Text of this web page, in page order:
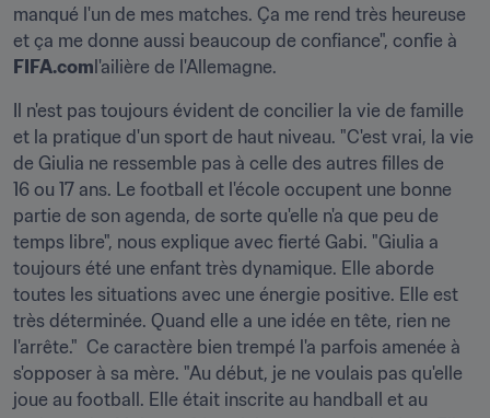
manqué l'un de mes matches. Ça me rend très heureuse
FIFA.com l'ailière de l'Allemagne.
Il n'est pas toujours évident de concilier la vie de famille
et la pratique d'un sport de haut niveau. "C'est vrai, la vie
de Giulia ne ressemble pas à celle des autres filles de
16 ou 17 ans. Le football et l'école occupent une bonne
partie de son agenda, de sorte qu'elle n'a que peu de
temps libre", nous explique avec fierté Gabi. "Giulia a
toujours été une enfant très dynamique. Elle aborde
toutes les situations avec une énergie positive. Elle est
très déterminée. Quand elle a une idée en tête, rien ne
l'arrête."  Ce caractère bien trempé l'a parfois amenée à
s'opposer à sa mère. "Au début, je ne voulais pas qu'elle
joue au football. Elle était inscrite au handball et au